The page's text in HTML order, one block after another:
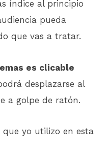
índice al principio
pueda
que vas a tratar.
es clicable
desplazarse al
a golpe de ratón.
que yo utilizo en esta